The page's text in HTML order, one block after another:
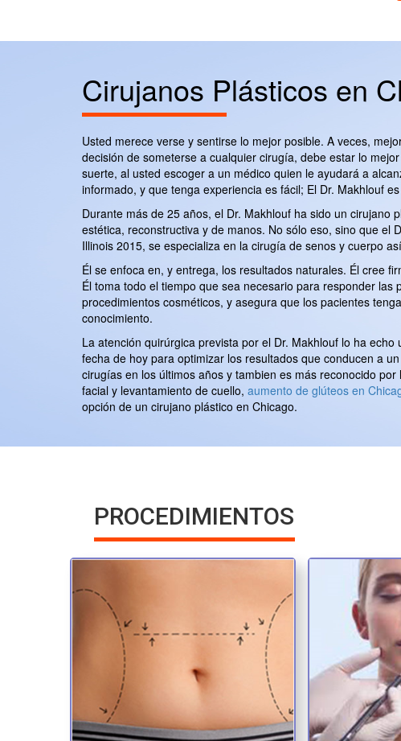
Cirujanos Plásticos en
Usted merece verse y sentirse lo mejor posible. A veces,
decisión de someterse a cualquier cirugía, debe estar lo
suerte, al usted escoger a un médico quien le ayudará a
informado, y que tenga experiencia es fácil; El Dr. Makhlouf
Durante más de 25 años, el Dr. Makhlouf ha sido un cirujano
estética, reconstructiva y de manos. No sólo eso, sino que el
Illinois 2015, se especializa en la cirugía de senos y cuerpo
Él se enfoca en, y entrega, los resultados naturales. Él cree
Él toma todo el tiempo que sea necesario para responder
procedimientos cosméticos, y asegura que los pacientes
conocimiento.
La atención quirúrgica prevista por el Dr. Makhlouf lo ha
fecha de hoy para optimizar los resultados que conducen a
cirugías en los últimos años y tambien es más reconocido por
facial y levantamiento de cuello, aumento de glúteos en
opción de un cirujano plástico en Chicago.
PROCEDIMIENTOS